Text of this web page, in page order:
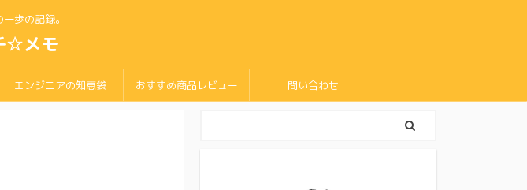
歩の記録。
☆メモ
エンジニアの知恵袋 おすすめ商品レビュー 問い合わせ